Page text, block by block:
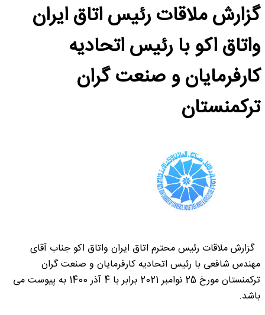
گزارش ملاقات رئیس اتاق ایران
واتاق اکو با رئیس اتحادیه
کارفرمایان و صنعت گران
ترکمنستان
گزارش ملاقات رئیس محترم اتاق ایران واتاق اکو جناب آقای
مهندس شافعی با رئیس اتحادیه کارفرمایان و صنعت گران
ترکمنستان مورخ 25 نوامبر 2021 برابر با 4 آذر 1400 به پیوست می
باشد.